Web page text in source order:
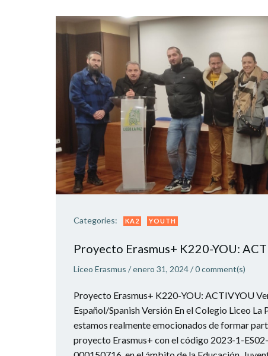
Categories: KA2 YOUTH
Proyecto Erasmus+ K220-YOU:
Liceo Erasmus /enero 31, 2024/0comment(s)
Proyecto Erasmus+ K220-YOU: ACTIVYOU
Español/Spanish Versión En el Colegio Liceo La
estamos realmente emocionados de formar
proyecto Erasmus+ con el código 2023-1-